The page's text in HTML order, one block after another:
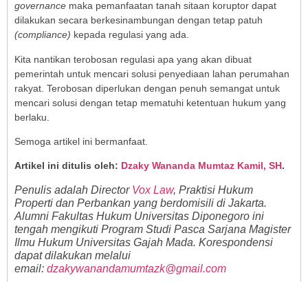
governance maka pemanfaatan tanah sitaan koruptor dapat
dilakukan secara berkesinambungan dengan tetap patuh
(compliance) kepada regulasi yang ada.
Kita nantikan terobosan regulasi apa yang akan dibuat
pemerintah untuk mencari solusi penyediaan lahan perumahan
rakyat. Terobosan diperlukan dengan penuh semangat untuk
mencari solusi dengan tetap mematuhi ketentuan hukum yang
berlaku.
Semoga artikel ini bermanfaat.
Artikel ini ditulis oleh: Dzaky Wananda Mumtaz Kamil, SH.
Penulis adalah Director Vox Law, Praktisi Hukum
Properti dan Perbankan yang berdomisili di Jakarta.
Alumni Fakultas Hukum Universitas Diponegoro ini
tengah mengikuti Program Studi Pasca Sarjana Magister
Ilmu Hukum Universitas Gajah Mada. Korespondensi
dapat dilakukan melalui
email: dzakywanandamumtazk@gmail.com